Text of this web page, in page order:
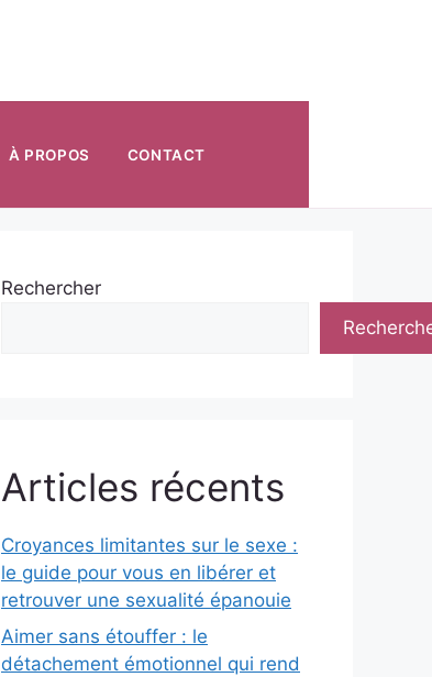
À PROPOS CONTACT
Rechercher
Articles récents
Croyances limitantes sur le sexe :
le guide pour vous en libérer et
retrouver une sexualité épanouie
Aimer sans étouffer : le
détachement émotionnel qui rend